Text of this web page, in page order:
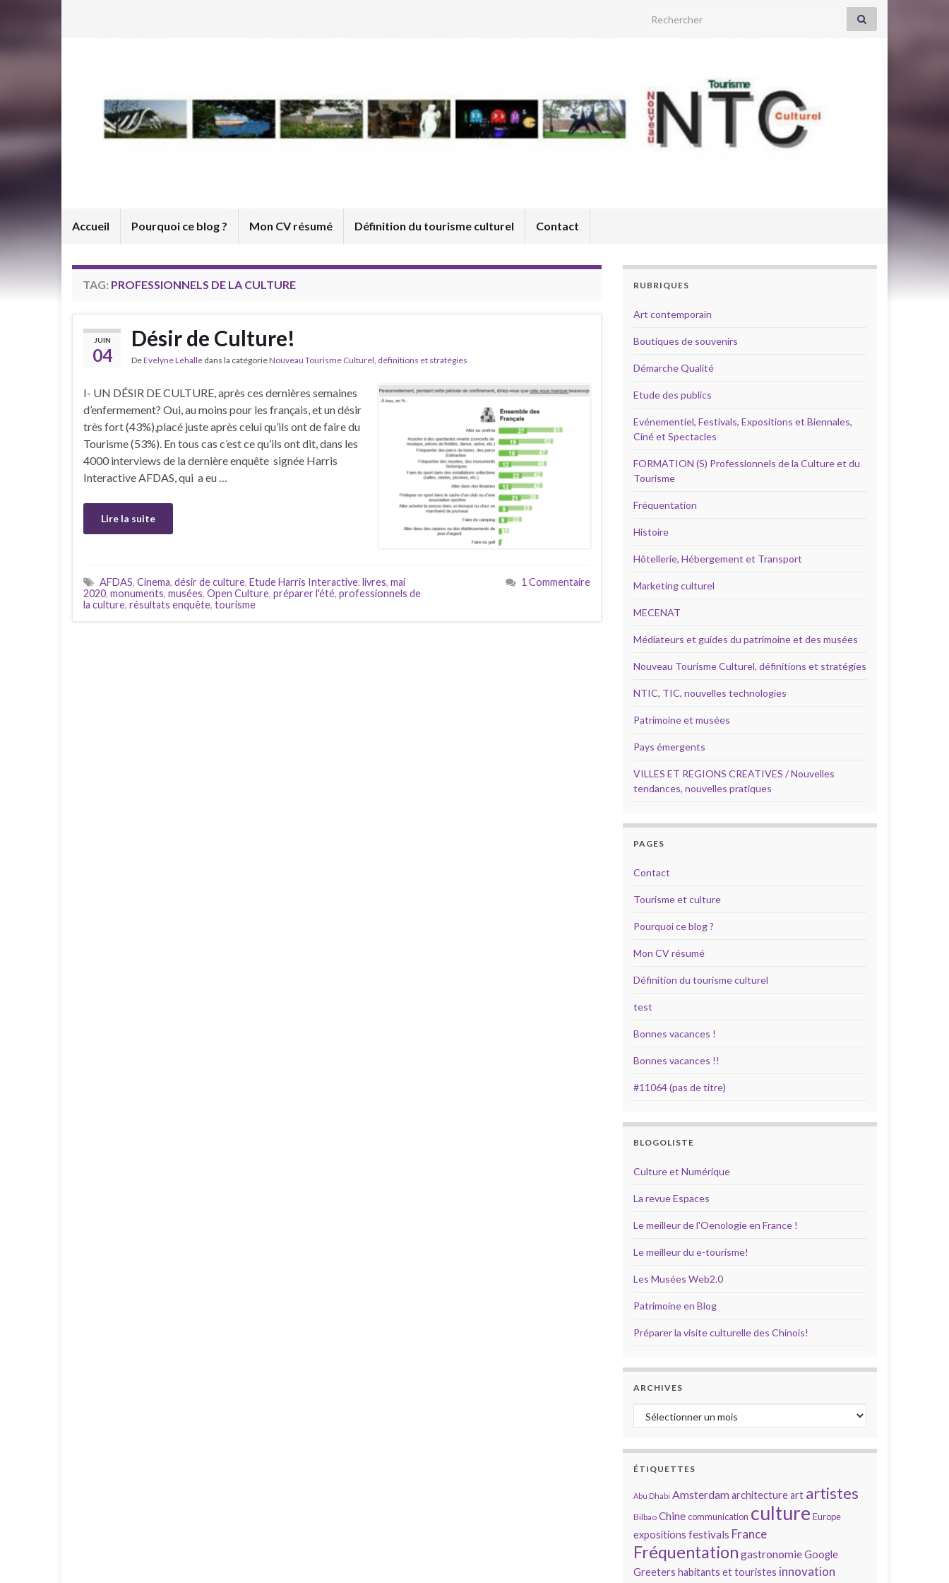
Search for:
Accueil Pourquoi ce blog ? Mon CV résumé Définition du tourisme culturel Contact
TAG: PROFESSIONNELS DE LA CULTURE
JUIN
04
Désir de Culture!
DeEvelyne Lehalle dans la catégorieNouveau Tourisme Culturel, définitions et stratégies
I- UN DÉSIR DE CULTURE, après ces dernières semaines
d’enfermement? Oui, au moins pour les français, et un désir
très fort (43%),placé juste après celui qu’ils ont de faire du
Tourisme (53%). En tous cas c’est ce qu’ils ont dit, dans les
4000 interviews de la dernière enquête signée Harris
Interactive AFDAS, qui a eu …
Lire la suite
AFDAS, Cinema, désir de culture, Etude Harris Interactive, livres, mai
2020, monuments, musées, Open Culture, préparer l'été, professionnels de
la culture, résultats enquête, tourisme
1 Commentaire
RUBRIQUES
Art contemporain
Boutiques de souvenirs
Démarche Qualité
Etude des publics
Evénementiel, Festivals, Expositions et Biennales,
Ciné et Spectacles
FORMATION (S) Professionnels de la Culture et du
Tourisme
Fréquentation
Histoire
Hôtellerie, Hébergement et Transport
Marketing culturel
MECENAT
Médiateurs et guides du patrimoine et des musées
Nouveau Tourisme Culturel, définitions et stratégies
NTIC, TIC, nouvelles technologies
Patrimoine et musées
Pays émergents
VILLES ET REGIONS CREATIVES / Nouvelles
tendances, nouvelles pratiques
PAGES
Contact
Tourisme et culture
Pourquoi ce blog ?
Mon CV résumé
Définition du tourisme culturel
test
Bonnes vacances !
Bonnes vacances !!
#11064 (pas de titre)
BLOGOLISTE
Culture et Numérique
La revue Espaces
Le meilleur de l'Oenologie en France !
Le meilleur du e-tourisme!
Les Musées Web2.0
Patrimoine en Blog
Préparer la visite culturelle des Chinois!
ARCHIVES
Archives
ÉTIQUETTES
Abu Dhabi Amsterdamarchitectureart artistes
Bilbao Chinecommunication culture Europe
expositions festivals France
Fréquentation gastronomieGoogle
Greeters habitants et touristes innovation